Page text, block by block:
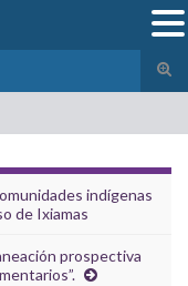
el
indígenas
de Ixiamas
prospectiva